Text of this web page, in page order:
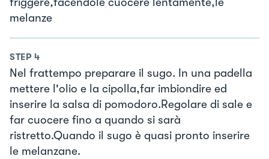
melanze
STEP 4
Nel frattempo preparare il sugo. In una padella
mettere l'olio e la cipolla,far imbiondire ed
inserire la salsa di pomodoro.Regolare di sale e
far cuocere fino a quando si sarà
ristretto.Quando il sugo è quasi pronto inserire
le melanzane.